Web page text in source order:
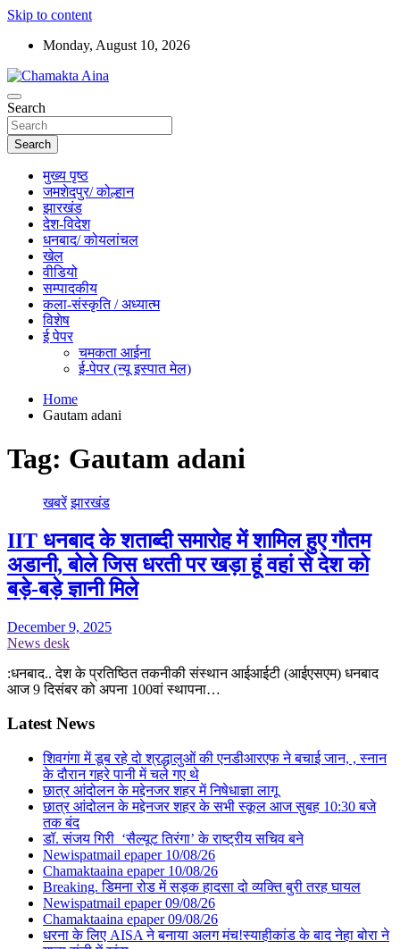
Skip to content
Monday, August 10, 2026
Chamakta Aina
Hindi News Paper – Jharkhand
Search
Search
मुख्य पृष्ठ
जमशेदपुर/ कोल्हान
झारखंड
देश-विदेश
धनबाद/ कोयलांचल
खेल
वीडियो
सम्पादकीय
कला-संस्कृति / अध्यात्म
विशेष
ई पेपर
चमकता आईना
ई-पेपर (न्यू इस्पात मेल)
Home
Gautam adani
Tag: Gautam adani
खबरें झारखंड
IIT धनबाद के शताब्दी समारोह में शामिल हुए गौतम
अडानी, बोले जिस धरती पर खड़ा हूं वहां से देश को
बड़े-बड़े ज्ञानी मिले
December 9, 2025
News desk
:धनबाद.. देश के प्रतिष्ठित तकनीकी संस्थान आईआईटी (आईएसएम) धनबाद
आज 9 दिसंबर को अपना 100वां स्थापना…
Latest News
शिवगंगा में डूब रहे दो श्रद्धालुओं की एनडीआरएफ ने बचाई जान, , स्नान
के दौरान गहरे पानी में चले गए थे
छात्र आंदोलन के मद्देनजर शहर में निषेधाज्ञा लागू
छात्र आंदोलन के मद्देनजर शहर के सभी स्कूल आज सुबह 10:30 बजे
तक बंद
डॉ. संजय गिरी ‘सैल्यूट तिरंगा’ के राष्ट्रीय सचिव बने
Newispatmail epaper 10/08/26
Chamaktaaina epaper 10/08/26
Breaking. डिमना रोड में सड़क हादसा दो व्यक्ति बुरी तरह घायल
Newispatmail epaper 09/08/26
Chamaktaaina epaper 09/08/26
धरना के लिए AISA ने बनाया अलग मंच!स्याहीकांड के बाद नेहा बोरा ने